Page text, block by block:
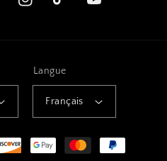
Instagram Youtube
Langue
Français